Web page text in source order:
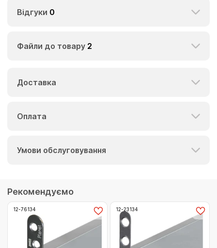
Відгуки 0
Файли до товару 2
Доставка
Оплата
Умови обслуговування
Рекомендуємо
12-76134 12-23134